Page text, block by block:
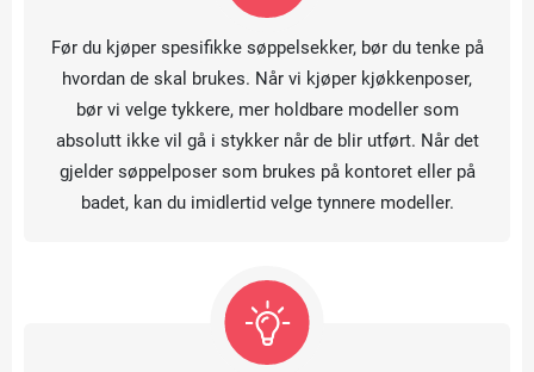
Før du kjøper spesifikke søppelsekker, bør du tenke på
hvordan de skal brukes. Når vi kjøper kjøkkenposer,
bør vi velge tykkere, mer holdbare modeller som
absolutt ikke vil gå i stykker når de blir utført. Når det
gjelder søppelposer som brukes på kontoret eller på
badet, kan du imidlertid velge tynnere modeller.